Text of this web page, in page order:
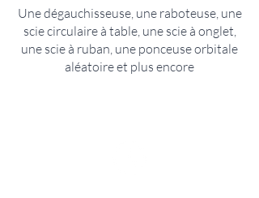
Une dégauchisseuse, une raboteuse, une
scie circulaire à table, une scie à onglet,
une scie à ruban, une ponceuse orbitale
aléatoire et plus encore